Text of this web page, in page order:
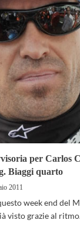
per Carlos
Biaggi quarto
2011
week end del
visto grazie al